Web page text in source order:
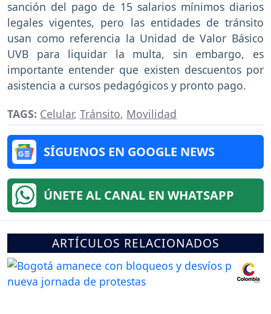
sanción del pago de 15 salarios mínimos diarios
legales vigentes, pero las entidades de tránsito
usan como referencia la Unidad de Valor Básico
UVB para liquidar la multa, sin embargo, es
importante entender que existen descuentos por
asistencia a cursos pedagógicos y pronto pago.
TAGS: Celular, Tránsito, Movilidad
SÍGUENOS EN GOOGLE NEWS
ÚNETE AL CANAL EN WHATSAPP
ARTÍCULOS RELACIONADOS